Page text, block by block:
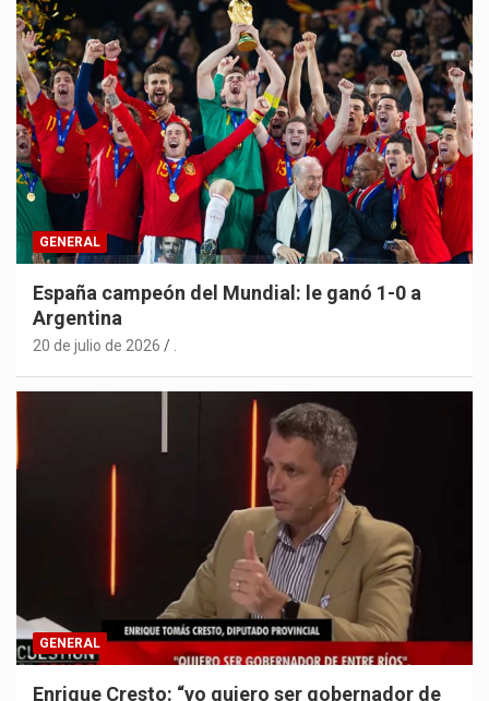
GENERAL
España campeón del Mundial: le ganó 1-0 a
Argentina
20 de julio de 2026
GENERAL
Enrique Cresto: “yo quiero ser gobernador de